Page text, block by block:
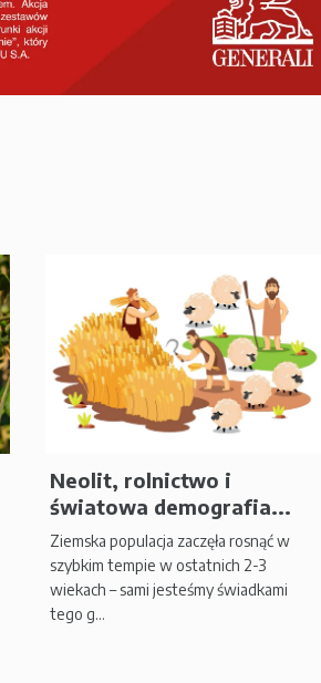
Neolit, rolnictwo i
światowa demografia...
Ziemska populacja zaczęła rosnąć w
szybkim tempie w ostatnich 2-3
wiekach – sami jesteśmy świadkami
tego g...